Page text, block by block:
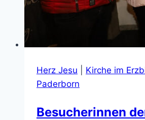
Herz Jesu
Kirche im
Paderborn
Besucherinnen